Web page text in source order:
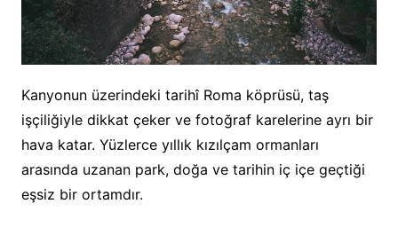
Kanyonun üzerindeki tarihî Roma köprüsü, taş
işçiliğiyle dikkat çeker ve fotoğraf karelerine ayrı bir
hava katar. Yüzlerce yıllık kızılçam ormanları
arasında uzanan park, doğa ve tarihin iç içe geçtiği
eşsiz bir ortamdır.